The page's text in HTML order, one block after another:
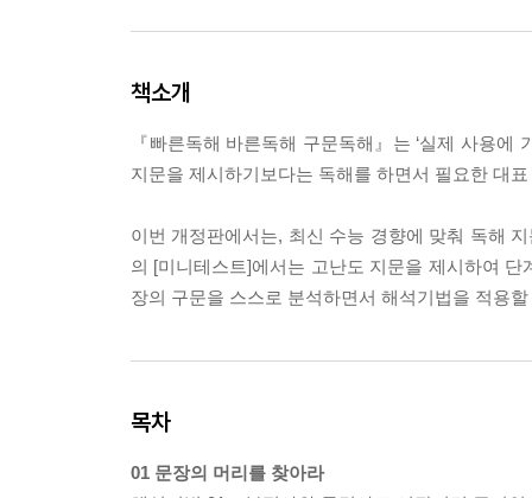
책소개
『빠른독해 바른독해 구문독해』는 ‘실제 사용
지문을 제시하기보다는 독해를 하면서 필요한 대
이번 개정판에서는, 최신 수능 경향에 맞춰 독해
의 [미니테스트]에서는 고난도 지문을 제시하여
장의 구문을 스스로 분석하면서 해석기법을 적용
목차
01 문장의 머리를 찾아라